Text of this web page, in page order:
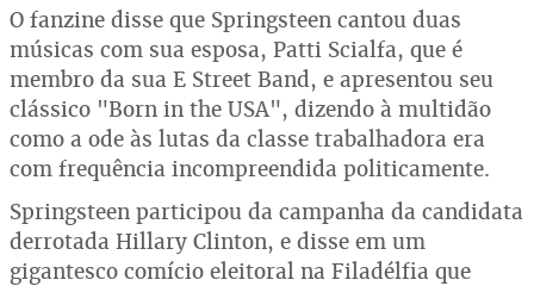
O fanzine disse que Springsteen cantou duas
músicas com sua esposa, Patti Scialfa, que é
membro da sua E Street Band, e apresentou seu
clássico "Born in the USA", dizendo à multidão
como a ode às lutas da classe trabalhadora era
com frequência incompreendida politicamente.
Springsteen participou da campanha da candidata
derrotada Hillary Clinton, e disse em um
gigantesco comício eleitoral na Filadélfia que